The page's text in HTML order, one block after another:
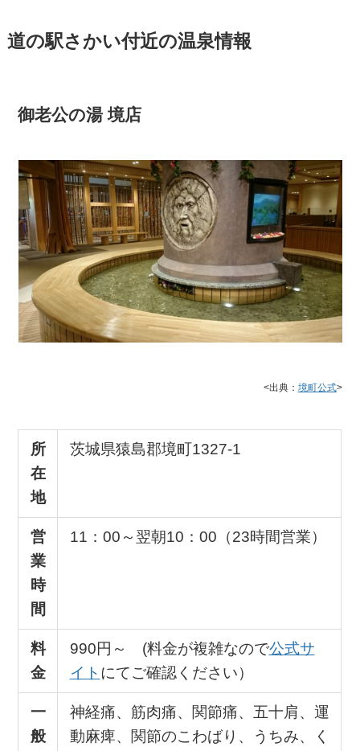
道の駅さかい付近の温泉情報
御老公の湯 境店
<出典： 境町公式>
所
在
地
茨城県猿島郡境町1327-1
営
業
時
間
11：00～翌朝10：00（23時間営業）
料
金
990円～ (料金が複雑なので公式サ
イト にてご確認ください）
一
般
神経痛、筋肉痛、関節痛、五十肩、運
動麻痺、関節のこわばり、うちみ、く